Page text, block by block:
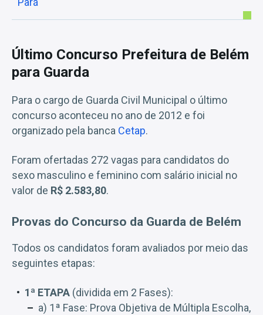
Último Concurso Prefeitura de Belém
para Guarda
Para o cargo de Guarda Civil Municipal o último
concurso aconteceu no ano de 2012 e foi
organizado pela banca Cetap.
Foram ofertadas 272 vagas para candidatos do
sexo masculino e feminino com salário inicial no
valor de R$ 2.583,80.
Provas do Concurso da Guarda de Belém
Todos os candidatos foram avaliados por meio das
seguintes etapas:
1ª ETAPA (dividida em 2 Fases):
a) 1ª Fase: Prova Objetiva de Múltipla Escolha,